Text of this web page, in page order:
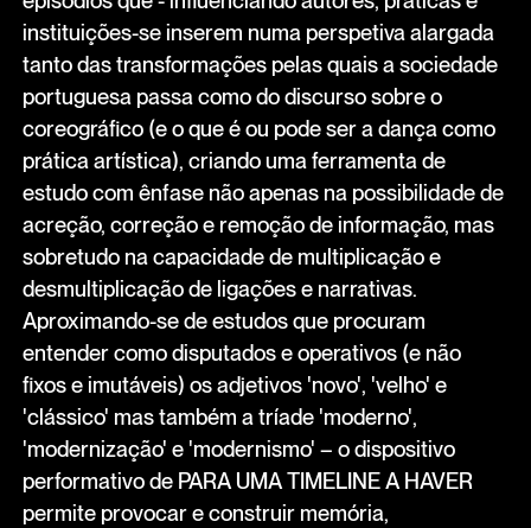
instituições-se inserem numa perspetiva alargada
tanto das transformações pelas quais a sociedade
portuguesa passa como do discurso sobre o
coreográfico (e o que é ou pode ser a dança como
prática artística), criando uma ferramenta de
estudo com ênfase não apenas na possibilidade de
acreção, correção e remoção de informação, mas
sobretudo na capacidade de multiplicação e
desmultiplicação de ligações e narrativas.
Aproximando-se de estudos que procuram
entender como disputados e operativos (e não
fixos e imutáveis) os adjetivos 'novo', 'velho' e
'clássico' mas também a tríade 'moderno',
'modernização' e 'modernismo' – o dispositivo
performativo de PARA UMA TIMELINE A HAVER
permite provocar e construir memória,